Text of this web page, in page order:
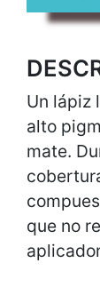
Un lápiz
alto
mate.
que no